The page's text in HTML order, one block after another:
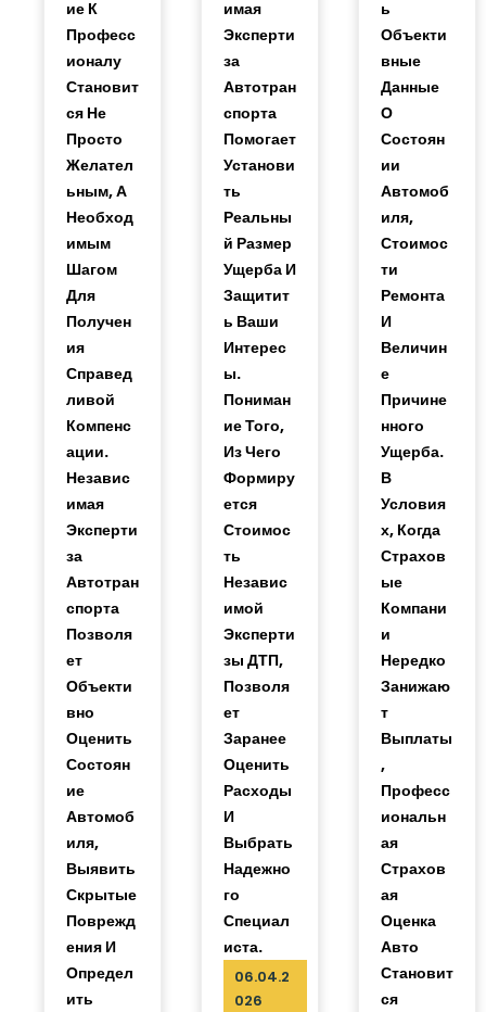
Ие К
Професс
Ионалу
Становит
Ся Не
Просто
Желател
Ьным, А
Необход
Имым
Шагом
Для
Получен
Ия
Справед
Ливой
Компенс
Ации.
Независ
Имая
Эксперти
За
Автотран
Спорта
Позволя
Ет
Объекти
Вно
Оценить
Состоян
Ие
Автомоб
Иля,
Выявить
Скрытые
Поврежд
Ения И
Определ
Ить
Имая
Эксперти
За
Автотран
Спорта
Помогает
Установи
Ть
Реальны
Й Размер
Ущерба И
Защитит
Ь Ваши
Интерес
Ы.
Пониман
Ие Того,
Из Чего
Формиру
Ется
Стоимос
Ть
Независ
Имой
Эксперти
Зы ДТП,
Позволя
Ет
Заранее
Оценить
Расходы
И
Выбрать
Надежно
Го
Специал
Иста.
06.04.2
026
Ь
Объекти
Вные
Данные
О
Состоян
Ии
Автомоб
Иля,
Стоимос
Ти
Ремонта
И
Величин
Е
Причине
Нного
Ущерба.
В
Условия
Х, Когда
Страхов
Ые
Компани
И
Нередко
Занижаю
Т
Выплаты
,
Професс
Иональн
Ая
Страхов
Ая
Оценка
Авто
Становит
Ся